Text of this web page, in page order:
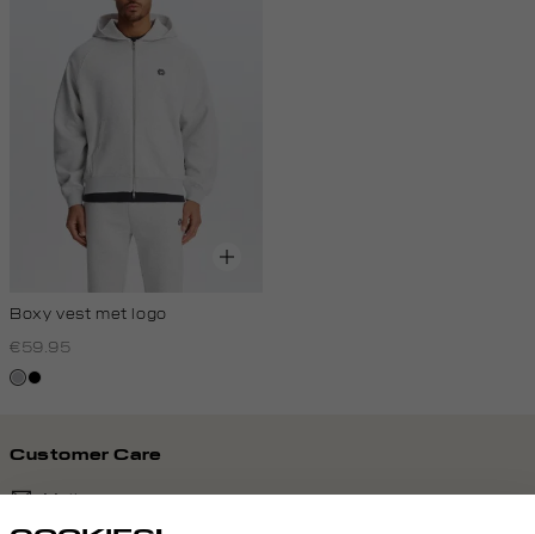
Boxy vest met logo
€59.95
grijs,zwart
Customer Care
Mail ons